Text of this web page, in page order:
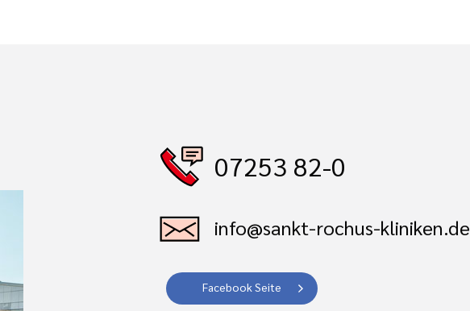
07253 82-0
info@sankt-rochus-kliniken.de
Facebook Seite